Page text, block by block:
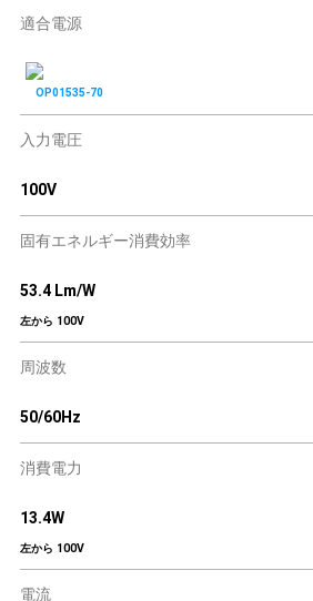
適合電源
OP01535-70
入力電圧
100V
固有エネルギー消費効率
53.4 Lm/W
左から 100V
周波数
50/60Hz
消費電力
13.4W
左から 100V
電流